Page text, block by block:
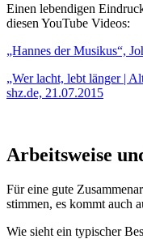
Einen lebendigen
diesen YouTube Videos:
„Hannes der Musikus“,
„Wer lacht, lebt länger |
shz.de, 21.07.2015
Arbeitsweise
Für eine gute
stimmen, es kommt auch
Wie sieht ein typischer